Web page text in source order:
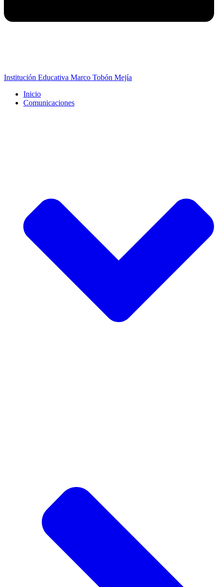
Institución Educativa Marco Tobón Mejía
Inicio
Comunicaciones